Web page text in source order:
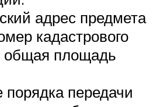
адрес предмета
кадастрового
общая площадь
передачи